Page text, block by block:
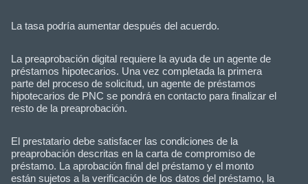
La tasa podría aumentar después del acuerdo.
La preaprobación digital requiere la ayuda de un agente de
préstamos hipotecarios. Una vez completada la primera
parte del proceso de solicitud, un agente de préstamos
hipotecarios de PNC se pondrá en contacto para finalizar el
resto de la preaprobación.
El prestatario debe satisfacer las condiciones de la
preaprobación descritas en la carta de compromiso de
préstamo. La aprobación final del préstamo y el monto
están sujetos a la verificación de los datos del préstamo, la